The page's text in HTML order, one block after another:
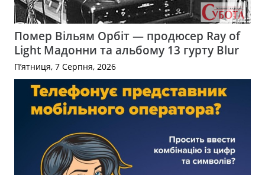
Помер Вільям Орбіт — продюсер Ray of
Light Мадонни та альбому 13 гурту Blur
П’ятниця, 7 Серпня, 2026